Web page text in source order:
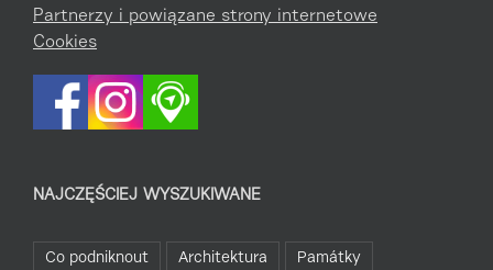
Partnerzy i powiązane strony internetowe
Cookies
NAJCZĘŚCIEJ WYSZUKIWANE
Co podniknout Architektura Památky